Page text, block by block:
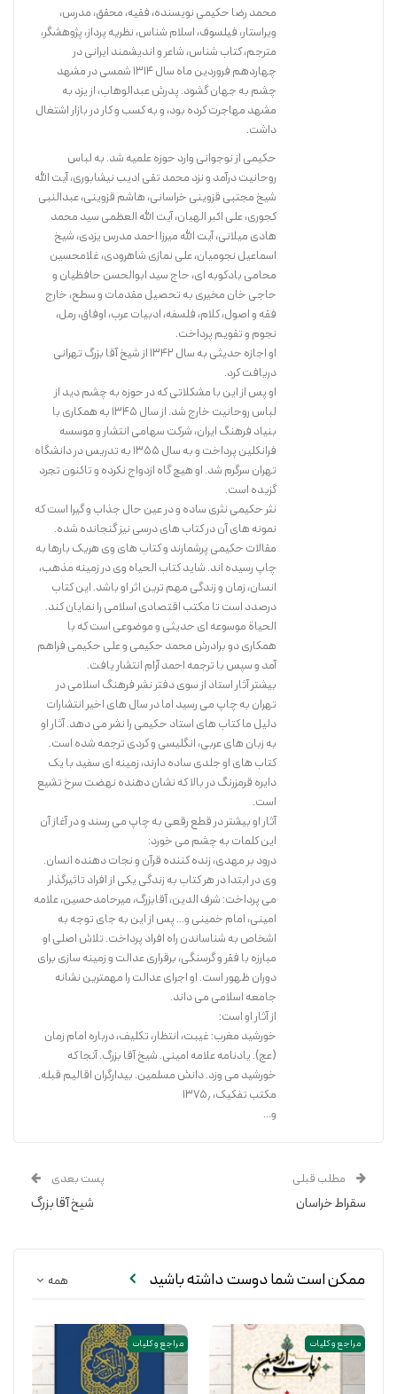
محمد رضا حکیمی نویسنده، فقیه، محقق، مدرس،
ویراستار، فیلسوف، اسلام شناس، نظریه پرداز، پژوهشگر،
مترجم، کتاب شناس، شاعر و اندیشمند ایرانی در
چهاردهم فروردین ماه سال ۱۳۱۴ شمسی در مشهد
چشم به جهان گشود. پدرش عبدالوهاب، از یزد به
مشهد مهاجرت کرده بود، و به کسب و کار در بازار اشتغال
داشت.
حکیمی از نوجوانی وارد حوزه علمیه شد. به لباس
روحانیت درآمد و نزد محمد تقی ادیب نیشابوری، آیت الله
شیخ مجتبی قزوینی خراسانی، هاشم قزوینی، عبدالنبی
کجوری، علی اکبر الهیان، آیت الله العظمی سید محمد
هادی میلانی، آیت الله میرزا احمد مدرس یزدی، شیخ
اسماعیل نجومیان، علی نمازی شاهرودی، غلامحسین
محامی بادکوبه ای، حاج سید ابوالحسن حافظیان و
حاجی خان مخیری به تحصیل مقدمات و سطح، خارج
فقه و اصول، کلام، فلسفه، ادبیات عرب، اوفاق، رمل،
نجوم و تقویم پرداخت.
او اجازه حدیثی به سال ۱۳۴۲ از شیخ آقا بزرگ تهرانی
دریافت کرد.
او پس از این با مشکلاتی که در حوزه به چشم دید از
لباس روحانیت خارج شد. از سال ۱۳۴۵ به همکاری با
بنیاد فرهنگ ایران، شرکت سهامی انتشار و موسسه
فرانکلین پرداخت و به سال ۱۳۵۵ به تدریس در دانشگاه
تهران سرگرم شد. او هیچ گاه ازدواج نکرده و تاکنون تجرد
گزیده است.
نثر حکیمی نثری ساده و در عین حال جذاب و گیرا است که
نمونه های آن در کتاب های درسی نیز گنجانده شده.
مقالات حکیمی پرشمارند و کتاب های وی هریک بارها به
چاپ رسیده اند. شاید کتاب الحیاه وی در زمینه مذهب،
انسان، زمان و زندگی مهم ترین اثر او باشد. این کتاب
درصدد است تا مکتب اقتصادی اسلامی را نمایان کند.
الحیاة موسوعه ای حدیثی و موضوعی است که با
همکاری دو برادرش محمد حکیمی و علی حکیمی فراهم
آمد و سپس با ترجمه احمد آرام انتشار یافت.
بیشتر آثار استاد از سوی دفتر نشر فرهنگ اسلامی در
تهران به چاپ می رسید اما در سال های اخیر انتشارات
دلیل ما کتاب های استاد حکیمی را نشر می دهد. آثار او
به زبان های عربی، انگلیسی و کردی ترجمه شده است.
کتاب های او جلدی ساده دارند، زمینه ای سفید با یک
دایره قرمزرنگ در بالا که نشان دهنده نهضت سرخ تشیع
است.
آثار او بیشتر در قطع رقعی به چاپ می رسند و در آغاز آن
این کلمات به چشم می خورد:
درود بر مهدی، زنده کننده قرآن و نجات دهنده انسان.
وی در ابتدا در هر کتاب به زندگی یکی از افراد تاثیرگذار
می پرداخت: شرف الدین، آقابزرگ، میرحامدحسین، علامه
امینی، امام خمینی و… پس از این به جای توجه به
اشخاص به شناساندن راه افراد پرداخت. تلاش اصلی او
مبارزه با فقر و گرسنگی، برقراری عدالت و زمینه سازی برای
دوران ظهور است. او اجرای عدالت را مهمترین نشانه
جامعه اسلامی می داند.
از آثار او است:
خورشید مغرب: غیبت، انتظار، تکلیف، درباره امام زمان
(عج). یادنامه علامه امینی. شیخ آقا بزرگ. آنجا که
خورشید می وزد. دانش مسلمین. بیدارگران اقالیم قبله.
مکتب تفکیک، ۱۳۷۵٫
و...
مطلب قبلی
سقراط خراسان
پست بعدی
شیخ آقا بزرگ
همه ممکن است شما دوست داشته باشید
مراجع و کلیات مراجع و کلیات